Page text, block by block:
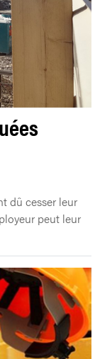
dû cesser leur
peut leur